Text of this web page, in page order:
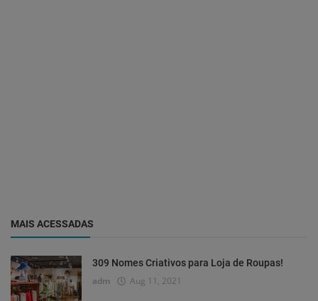
MAIS ACESSADAS
309 Nomes Criativos para Loja de Roupas!
adm Aug 11, 2021